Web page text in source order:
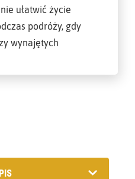
ułatwić życie
podróży, gdy
wynajętych